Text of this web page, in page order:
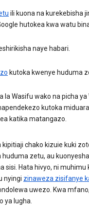
ili kuona na kurekebisha
hutokea kwa watu
naye habari.
kutoka kwenye huduma
la Wasifu wako na picha ya
kutoka
katika matangazo.
chako kizuie kuki
huduma zetu, au
sisi. Hata hivyo, ni muhimu
nyingi zinaweza zisifanye
uwezo. Kwa
ya lugha.